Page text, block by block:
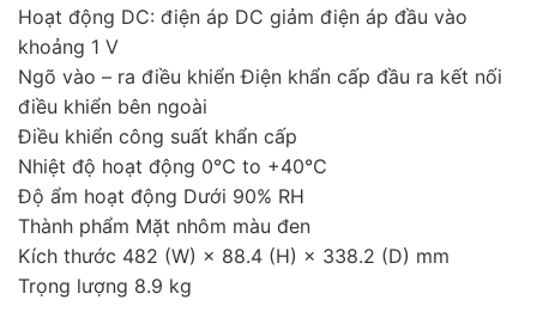
Hoạt động DC: điện áp DC giảm điện áp đầu vào
khoảng 1 V
Ngõ vào – ra điều khiển Điện khẩn cấp đầu ra kết nối
điều khiển bên ngoài
Điều khiển công suất khẩn cấp
Nhiệt độ hoạt động 0℃ to +40℃
Độ ẩm hoạt động Dưới 90% RH
Thành phẩm Mặt nhôm màu đen
Kích thước 482 (W) × 88.4 (H) × 338.2 (D) mm
Trọng lượng 8.9 kg